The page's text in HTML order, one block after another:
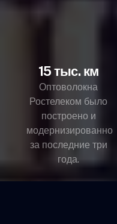
15 тыс. км
Оптоволокна
Ростелеком было
построено и
модернизированно
за последние три
года.